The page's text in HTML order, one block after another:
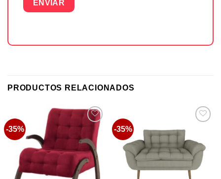
PRODUCTOS RELACIONADOS
-35% Favoritos -35% Favoritos